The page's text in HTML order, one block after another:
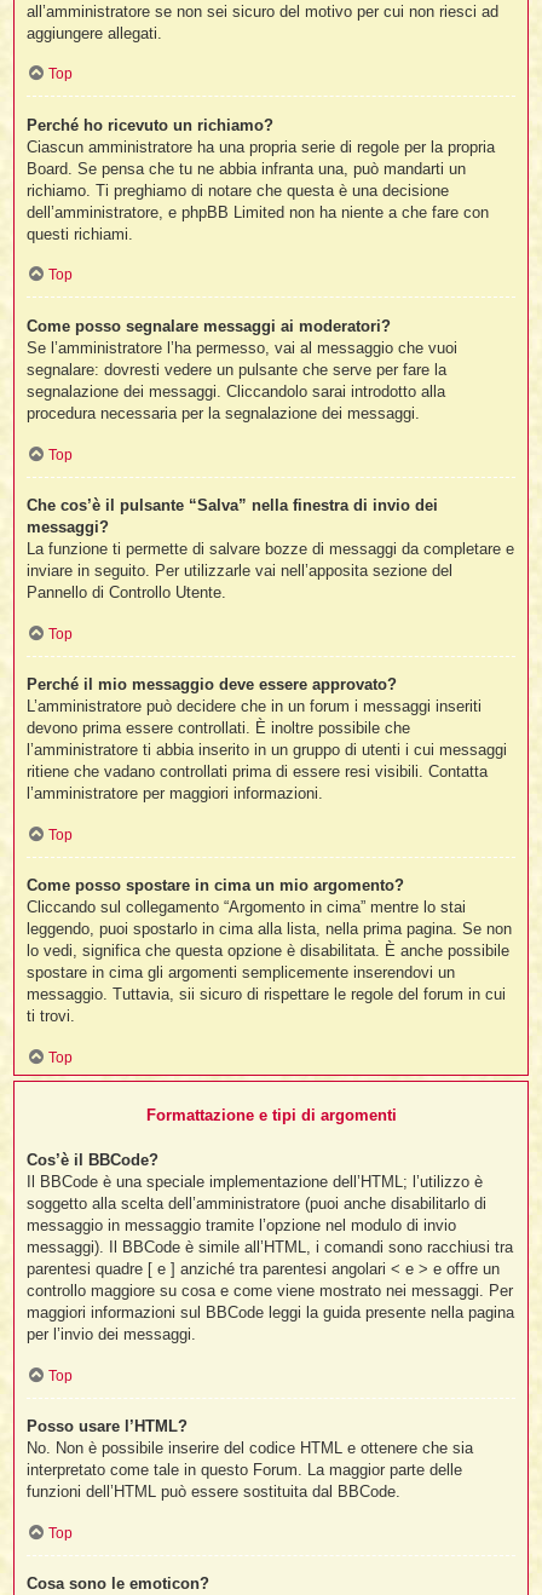
all’amministratore se non sei sicuro del motivo per cui non riesci ad
aggiungere allegati.
Top
Perché ho ricevuto un richiamo?
Ciascun amministratore ha una propria serie di regole per la propria
Board. Se pensa che tu ne abbia infranta una, può mandarti un
richiamo. Ti preghiamo di notare che questa è una decisione
dell’amministratore, e phpBB Limited non ha niente a che fare con
questi richiami.
Top
Come posso segnalare messaggi ai moderatori?
Se l’amministratore l’ha permesso, vai al messaggio che vuoi
segnalare: dovresti vedere un pulsante che serve per fare la
segnalazione dei messaggi. Cliccandolo sarai introdotto alla
procedura necessaria per la segnalazione dei messaggi.
Top
Che cos’è il pulsante “Salva” nella finestra di invio dei
messaggi?
La funzione ti permette di salvare bozze di messaggi da completare e
inviare in seguito. Per utilizzarle vai nell’apposita sezione del
Pannello di Controllo Utente.
Top
Perché il mio messaggio deve essere approvato?
L’amministratore può decidere che in un forum i messaggi inseriti
devono prima essere controllati. È inoltre possibile che
l’amministratore ti abbia inserito in un gruppo di utenti i cui messaggi
ritiene che vadano controllati prima di essere resi visibili. Contatta
l’amministratore per maggiori informazioni.
Top
Come posso spostare in cima un mio argomento?
Cliccando sul collegamento “Argomento in cima” mentre lo stai
leggendo, puoi spostarlo in cima alla lista, nella prima pagina. Se non
lo vedi, significa che questa opzione è disabilitata. È anche possibile
spostare in cima gli argomenti semplicemente inserendovi un
messaggio. Tuttavia, sii sicuro di rispettare le regole del forum in cui
ti trovi.
Top
Formattazione e tipi di argomenti
Cos’è il BBCode?
Il BBCode è una speciale implementazione dell’HTML; l’utilizzo è
soggetto alla scelta dell’amministratore (puoi anche disabilitarlo di
messaggio in messaggio tramite l’opzione nel modulo di invio
messaggi). Il BBCode è simile all’HTML, i comandi sono racchiusi tra
parentesi quadre [ e ] anziché tra parentesi angolari < e > e offre un
controllo maggiore su cosa e come viene mostrato nei messaggi. Per
maggiori informazioni sul BBCode leggi la guida presente nella pagina
per l’invio dei messaggi.
Top
Posso usare l’HTML?
No. Non è possibile inserire del codice HTML e ottenere che sia
interpretato come tale in questo Forum. La maggior parte delle
funzioni dell’HTML può essere sostituita dal BBCode.
Top
Cosa sono le emoticon?